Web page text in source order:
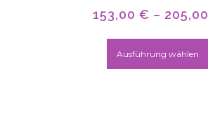
153,00 € – 205,00
Ausführung wählen